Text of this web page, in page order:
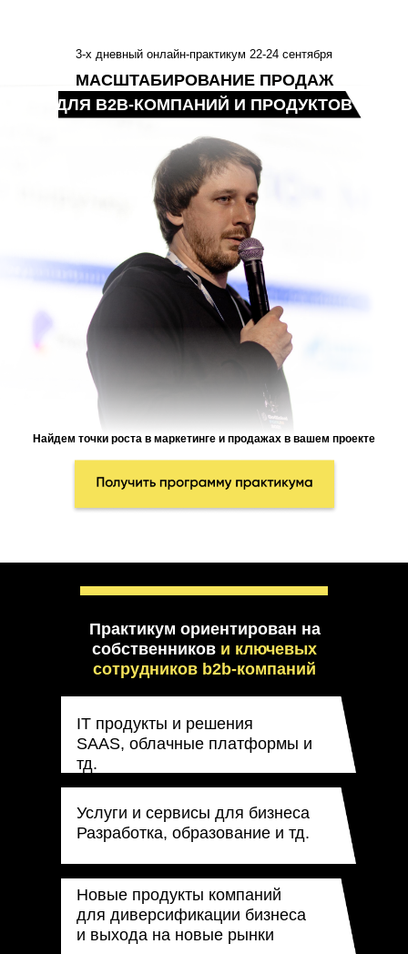
3-х дневный онлайн-практикум 22-24 сентября
МАСШТАБИРОВАНИЕ ПРОДАЖ
ДЛЯ B2B-КОМПАНИЙ И ПРОДУКТОВ
Найдем точки роста в маркетинге и продажах в вашем проекте
Практикум ориентирован на
собственников и ключевых
сотрудников b2b-компаний
IT продукты и решения
SAAS, облачные платформы и
тд.
Услуги и сервисы для бизнеса
Разработка, образование и тд.
Новые продукты компаний
для диверсификации бизнеса
и выхода на новые рынки